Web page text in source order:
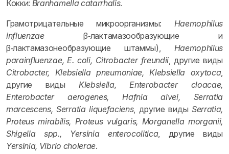
Кокки: Branhamella catarrhalis.
Грамотрицательные микроорганизмы: Haemophilus
influenzaeβ‑лактамазообразующие и
β‑лактамазонеобразующие штаммы), Haemophilus
parainfluenzae, Е. coli, Citrobacter freundii, другие виды
Citrobacter, Klebsiella pneumoniae, Klebsiella oxytoca,
другие виды Klebsiella, Enterobacter cloacae,
Enterobacter aerogenes, Hafnia alvei, Serratia
marcescens, Serratia liquefaciens, другие виды Serratia,
Proteus mirabilis, Proteus vulgaris, Morganella morganii,
Shigella spp., Yersinia enterocolitica, другие виды
Yersinia, Vibrio cholerae.